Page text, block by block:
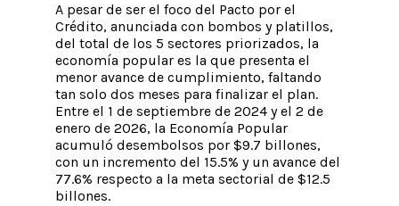
A pesar de ser el foco del Pacto por el
Crédito, anunciada con bombos y platillos,
del total de los 5 sectores priorizados, la
economía popular es la que presenta el
menor avance de cumplimiento, faltando
tan solo dos meses para finalizar el plan.
Entre el 1 de septiembre de 2024 y el 2 de
enero de 2026, la Economía Popular
acumuló desembolsos por $9.7 billones,
con un incremento del 15.5% y un avance del
77.6% respecto a la meta sectorial de $12.5
billones.